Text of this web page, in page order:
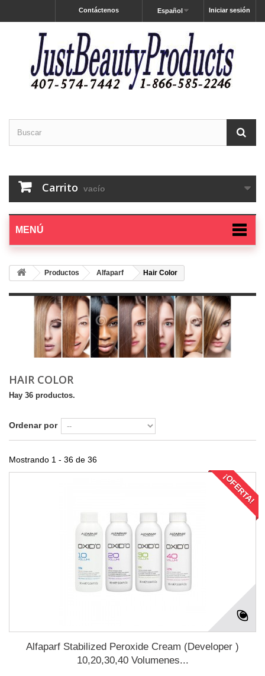
Iniciar sesión
Español
Contáctenos
Carrito vacío
MENÚ
Productos Alfaparf Hair Color
HAIR COLOR
Hay 36 productos.
Ordenar por
Mostrando 1 - 36 de 36
¡OFERTA!
Alfaparf Stabilized Peroxide Cream (Developer )
10,20,30,40 Volumenes...